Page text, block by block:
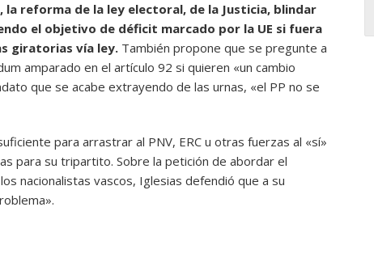
la reforma de la ley electoral, de la Justicia, blindar
el objetivo de déficit marcado por la UE si fuera
giratorias vía ley. También propone que se pregunte a
amparado en el artículo 92 si quieren «un cambio
que se acabe extrayendo de las urnas, «el PP no se
para arrastrar al PNV, ERC u otras fuerzas al «sí»
para su tripartito. Sobre la petición de abordar el
nacionalistas vascos, Iglesias defendió que a su